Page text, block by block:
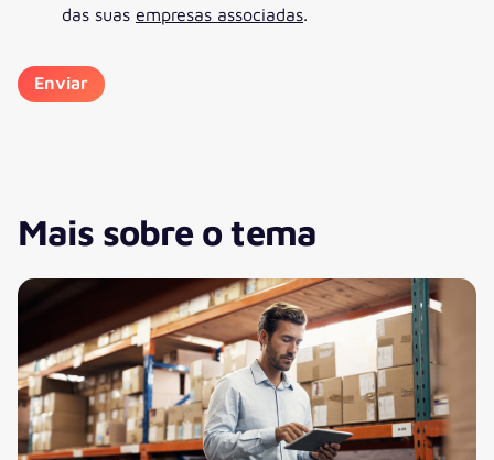
das suas empresas associadas
Mais sobre o tema